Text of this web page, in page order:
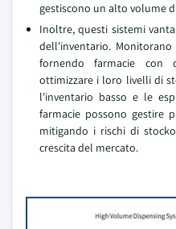
gestiscono un alto volume
Inoltre, questi sistemi
dell'inventario.
fornendo farmacie con
ottimizzare i loro livelli di
l'inventario basso e le
farmacie possono gestire
mitigando i rischi di
crescita del mercato.